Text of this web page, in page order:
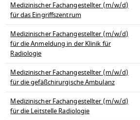
Medizinischer Fachangestellter (m/w/d)
für das Eingriffszentrum
Medizinischer Fachangestellter (m/w/d)
für die Anmeldung in der Klinik für
Radiologie
Medizinischer Fachangestellter (m/w/d)
für die gefäßchirurgische Ambulanz
Medizinischer Fachangestellter (m/w/d)
für die Leitstelle Radiologie